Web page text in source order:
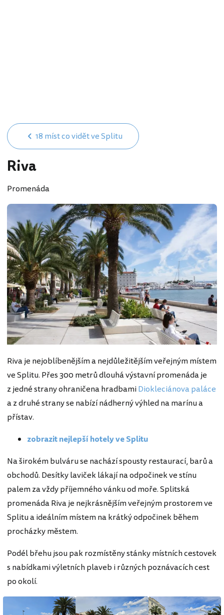
18 míst co vidět ve Splitu
Riva
Promenáda
Riva je nejoblíbenějším a nejdůležitějším veřejným místem
ve Splitu. Přes 300 metrů dlouhá výstavní promenáda je
z jedné strany ohraničena hradbamiDiokleciánova paláce
a z druhé strany se nabízí nádherný výhled na marínu a
přístav.
zobrazit nejlepší hotely ve Splitu
Na širokém bulváru se nachází spousty restaurací, barů a
obchodů. Desítky laviček lákají na odpočinek ve stínu
palem za vždy příjemného vánku od moře. Splitská
promenáda Riva je nejkrásnějším veřejným prostorem ve
Splitu a ideálním místem na krátký odpočinek během
procházky městem.
Podél břehu jsou pak rozmístěny stánky místních cestovek
s nabídkami výletních plaveb i různých poznávacích cest
po okolí.